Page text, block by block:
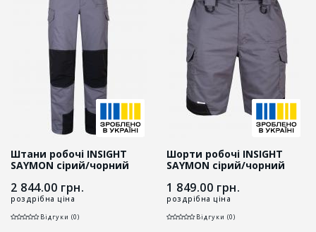
Штани робочі INSIGHT
SAYMON cірий/чорний
2 844.00 грн.
роздрібна ціна
Відгуки (0)
Шорти робочі INSIGHT
SAYMON cірий/чорний
1 849.00 грн.
роздрібна ціна
Відгуки (0)